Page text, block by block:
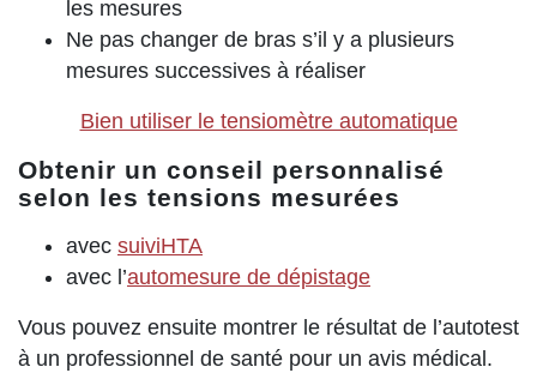
les mesures
Ne pas changer de bras s’il y a plusieurs
mesures successives à réaliser
Bien utiliser le tensiomètre automatique
Obtenir un conseil personnalisé
selon les tensions mesurées
avec suiviHTA
avec l’automesure de dépistage
Vous pouvez ensuite montrer le résultat de l’autotest
à un professionnel de santé pour un avis médical.